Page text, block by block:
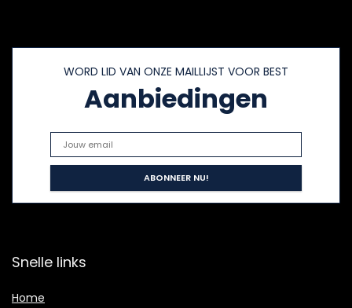
WORD LID VAN ONZE MAILLIJST VOOR BEST
Aanbiedingen
Snelle links
Home